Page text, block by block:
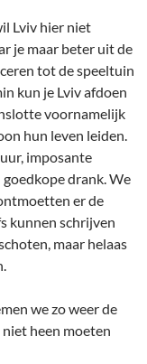
Lviv hier niet
je maar beter uit de
tot de speeltuin
kun je Lviv afdoen
voornamelijk
hun leven leiden.
imposante
drank. We
er de
kunnen schrijven
maar helaas
we zo weer de
heen moeten